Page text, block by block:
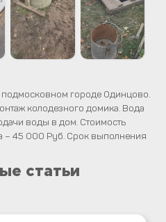
городе Одинцово.
колодезного домика. Вода
воды в дом. Стоимость
– 45 000 Руб. Срок выполнения
статьи